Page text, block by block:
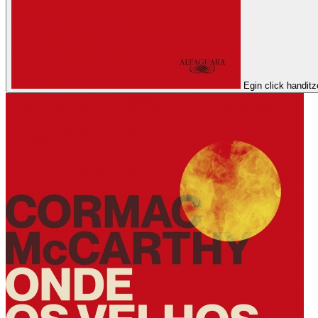
Egin click